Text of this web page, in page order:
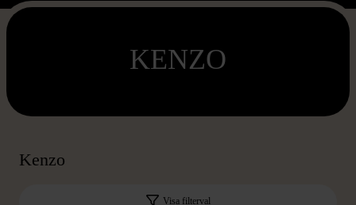
KENZO
Kenzo
Visa filterval